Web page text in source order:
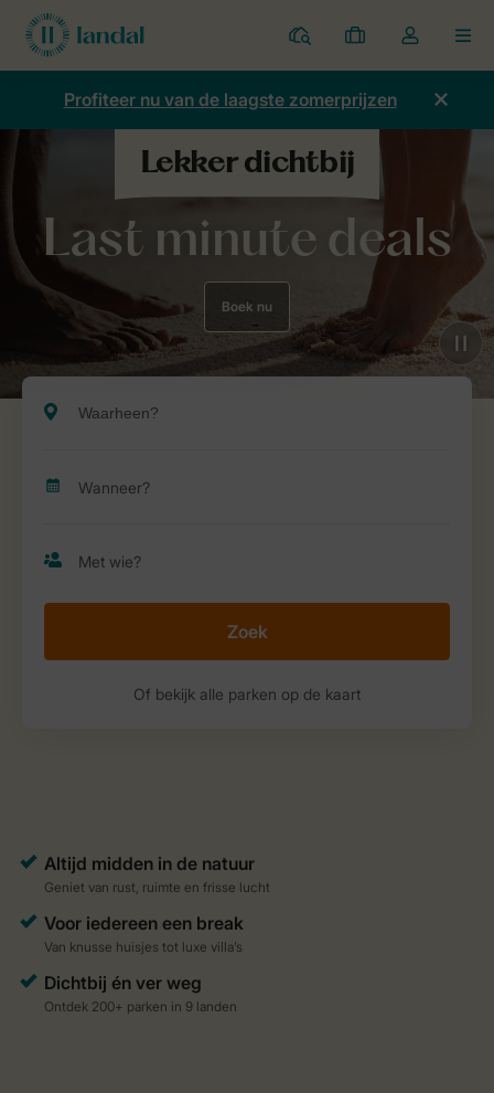
Parken
Mijn
boekingen
Open
de
dropdown
Profiteer nu van de laagste zomerprijzen
Last minute deals
Boek nu
Zoek
Of bekijk alle parken op de kaart